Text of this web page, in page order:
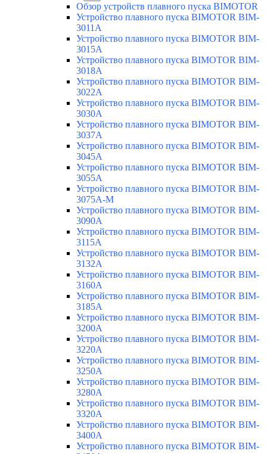
Обзор устройств плавного пуска BIMOTOR
Устройство плавного пуска BIMOTOR BIM-
3011A
Устройство плавного пуска BIMOTOR BIM-
3015A
Устройство плавного пуска BIMOTOR BIM-
3018A
Устройство плавного пуска BIMOTOR BIM-
3022A
Устройство плавного пуска BIMOTOR BIM-
3030A
Устройство плавного пуска BIMOTOR BIM-
3037A
Устройство плавного пуска BIMOTOR BIM-
3045A
Устройство плавного пуска BIMOTOR BIM-
3055A
Устройство плавного пуска BIMOTOR BIM-
3075A-M
Устройство плавного пуска BIMOTOR BIM-
3090A
Устройство плавного пуска BIMOTOR BIM-
3115A
Устройство плавного пуска BIMOTOR BIM-
3132A
Устройство плавного пуска BIMOTOR BIM-
3160A
Устройство плавного пуска BIMOTOR BIM-
3185A
Устройство плавного пуска BIMOTOR BIM-
3200A
Устройство плавного пуска BIMOTOR BIM-
3220A
Устройство плавного пуска BIMOTOR BIM-
3250A
Устройство плавного пуска BIMOTOR BIM-
3280A
Устройство плавного пуска BIMOTOR BIM-
3320A
Устройство плавного пуска BIMOTOR BIM-
3400A
Устройство плавного пуска BIMOTOR BIM-